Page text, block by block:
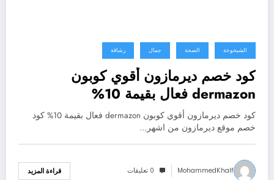
الشيخوخة الصحة جمال رشاقة
كود خصم ديرمازون أقوي كوبون
dermazon فعال بقيمة 10%
كود خصم ديرمازون أقوي كوبون dermazon فعال بقيمة 10% كود
خصم موقع ديرمازون من اشهر…
MohammedKhalf 0 تعليقات قراءة المزيد